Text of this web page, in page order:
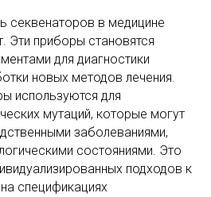
секвенаторов в медицине
Эти приборы становятся
для диагностики
новых методов лечения.
используются для
мутаций, которые могут
заболеваниями,
состояниями. Это
подходов к
спецификациях